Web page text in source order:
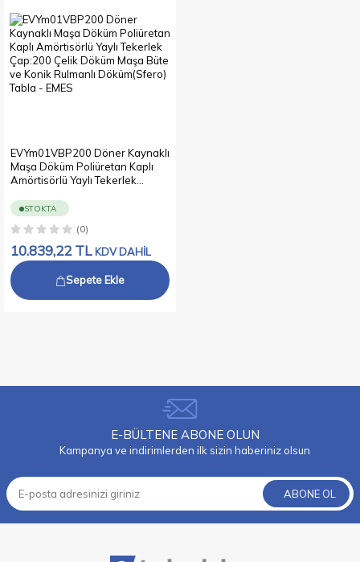
EVYm01VBP200 Döner Kaynaklı
Maşa Döküm Poliüretan Kaplı
Amörtisörlü Yaylı Tekerlek
ve Konik Rulmanlı Döküm(Sfero)
Tabla
STOKTA
(0)
10.839,22TL KDV DAHİL
Sepete Ekle
E-BÜLTENE ABONE OLUN
Kampanya ve indirimlerden ilk sizin haberiniz olsun
ABONE OL